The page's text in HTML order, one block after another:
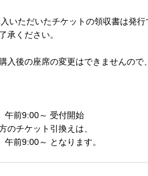
いただいたチケットの領収書は発
承ください。
入後の座席の変更はできませんので
午前9:00～ 受付開始
のチケット引換えは、
午前9:00～ となります。